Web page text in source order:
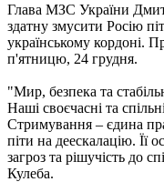
Глава МЗС України
здатну змусити Росію
українському кордоні.
п'ятницю, 24 грудня.
"Мир, безпека та
Наші своєчасні та
Стримування – єдина
піти на деескалацію. Її
загроз та рішучість до
Кулеба.